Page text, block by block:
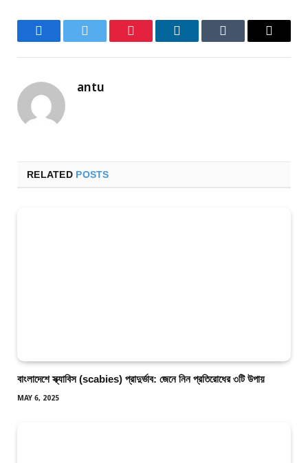
FacebookTwitter PinterestLinkedInTumblr Email
antu
RELATED POSTS
বাংলাদেশে স্ক্যাবিস (scabies) প্রাদুর্ভাব: জেনে নিন প্রতিরোধের ৩টি উপায়
MAY 6, 2025